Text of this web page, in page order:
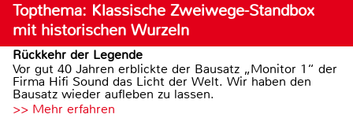
Topthema: Klassische Zweiwege-Standbox
mit historischen Wurzeln
Rückkehr der Legende
Vor gut 40 Jahren erblickte der Bausatz „Monitor 1“ der
Firma Hifi Sound das Licht der Welt. Wir haben den
Bausatz wieder aufleben zu lassen.
>> Mehr erfahren